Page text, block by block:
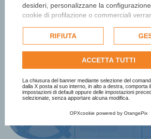
desideri, personalizzane la
cookie di profilazione o commerciali
dell'utente e, se consentito, potrebbero
per personalizzare gli annunci
informazioni su come Google utilizza i
politica sulla privacy di Google
Consulta l'informativa cookie
RIFIUTA
ACCETTA TUTTI
La chiusura del banner mediante selezione del
dalla X posta al suo interno, in alto a destra, comporta
impostazioni di default oppure delle impostazioni
selezionate, senza apportare alcuna modifica.
OPXcookie powered by OrangePix
Ottieni informazioni e
sul Premio
Iscriviti Subito